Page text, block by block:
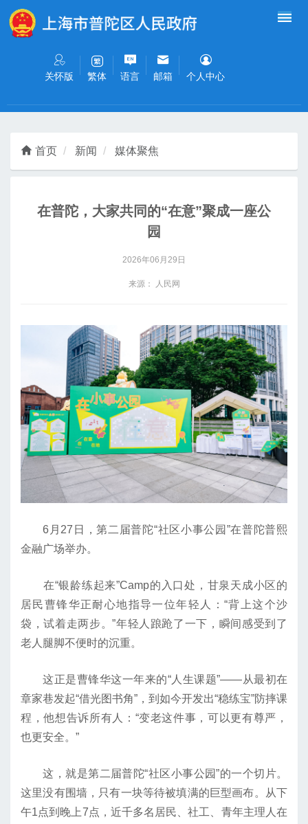
无障碍操作说明
关怀版 繁体 语言 邮箱 个人中心
首页 新闻 媒体聚焦
在普陀，大家共同的“在意”聚成一座公
园
2026年06月29日
来源： 人民网
6月27日，第二届普陀“社区小事公园”在普陀普熙
金融广场举办。
在“银龄练起来”Camp的入口处，甘泉天成小区的
居民曹锋华正耐心地指导一位年轻人：“背上这个沙
袋，试着走两步。”年轻人踉跄了一下，瞬间感受到了
老人腿脚不便时的沉重。
这正是曹锋华这一年来的“人生课题”——从最初在
章家巷发起“借光图书角”，到如今开发出“稳练宝”防摔课
程，他想告诉所有人：“变老这件事，可以更有尊严，
也更安全。”
这，就是第二届普陀“社区小事公园”的一个切片。
这里没有围墙，只有一块等待被填满的巨型画布。从下
午1点到晚上7点，近千多名居民、社工、青年主理人在